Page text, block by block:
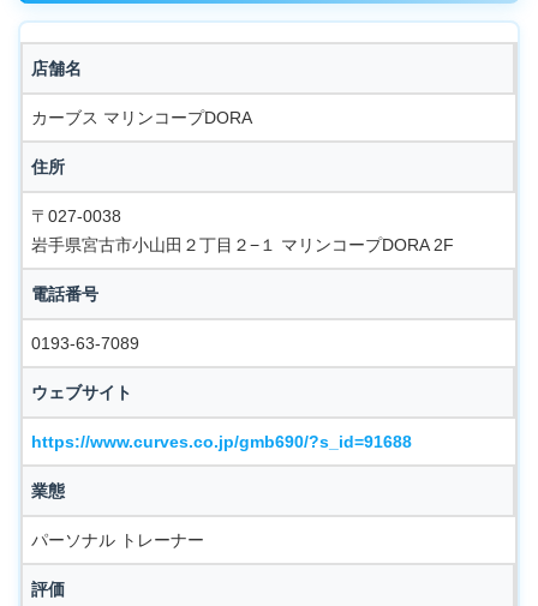
店舗名
カーブス マリンコープDORA
住所
〒027-0038
岩手県宮古市小山田２丁目２−１ マリンコープDORA 2F
電話番号
0193-63-7089
ウェブサイト
https://www.curves.co.jp/gmb690/?s_id=91688
業態
パーソナル トレーナー
評価